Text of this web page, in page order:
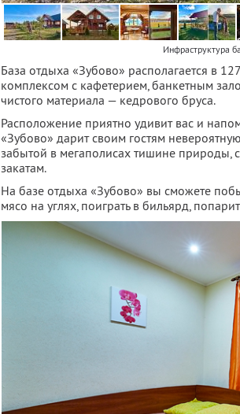
Инфраструктура
База отдыха «Зубово» располагается в
комплексом с кафетерием, банкетным
чистого материала — кедрового бруса.
Расположение приятно удивит вас и
«Зубово» дарит своим гостям
забытой в мегаполисах тишине природы,
закатам.
На базе отдыха «Зубово» вы сможете
мясо на углях, поиграть в бильярд,